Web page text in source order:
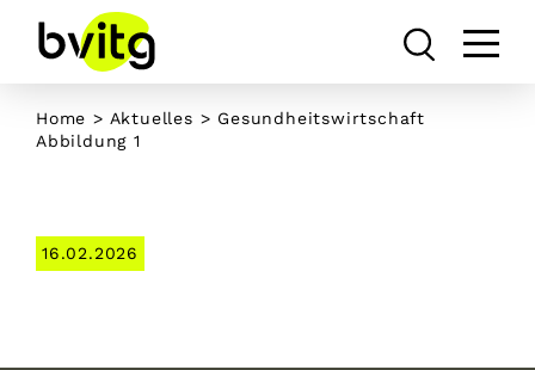
content
Home > Aktuelles > Gesundheitswirtschaft
Abbildung 1
16.02.2026